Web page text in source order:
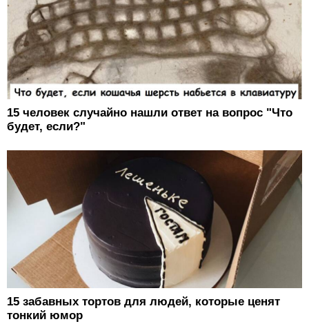
15 человек случайно нашли ответ на вопрос "Что
будет, если?"
15 забавных тортов для людей, которые ценят
тонкий юмор